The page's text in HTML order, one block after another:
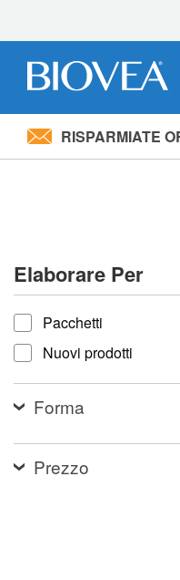
Nota:
accessibilità.
Premi
Control-
F11
per
sito
vedenti
RISPARMIATE
Elaborare Per
Elaborare per
Pacchetti
Nuovi prodotti
Forma
Prezzo